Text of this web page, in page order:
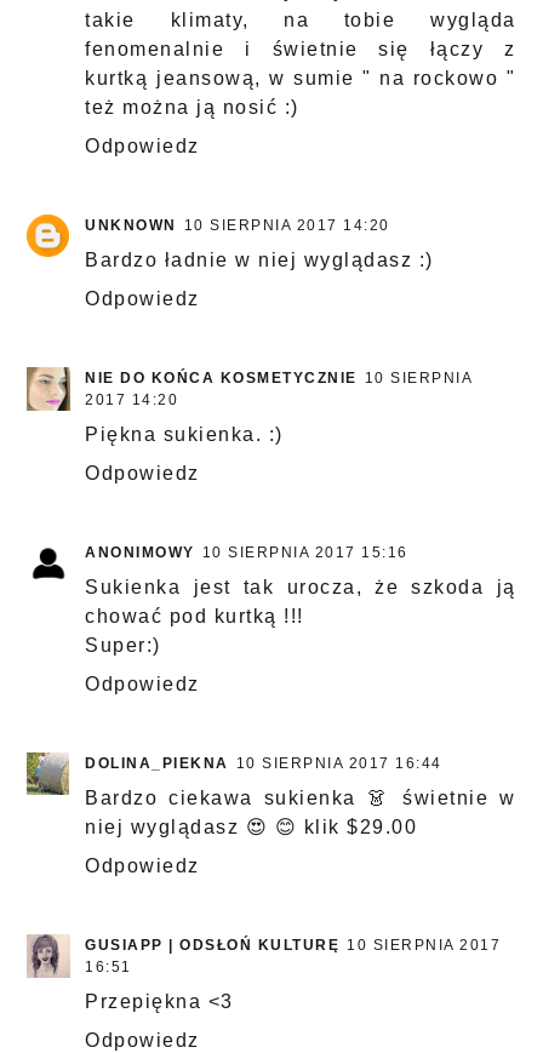
takie klimaty, na tobie wygląda
fenomenalnie i świetnie się łączy z
kurtką jeansową, w sumie " na rockowo "
też można ją nosić :)
Odpowiedz
UNKNOWN 10 SIERPNIA 2017 14:20
Bardzo ładnie w niej wyglądasz :)
Odpowiedz
NIE DO KOŃCA KOSMETYCZNIE
10 SIERPNIA
2017 14:20
Piękna sukienka. :)
Odpowiedz
ANONIMOWY 10 SIERPNIA 2017 15:16
Sukienka jest tak urocza, że szkoda ją
chować pod kurtką !!!
Super:)
Odpowiedz
DOLINA_PIEKNA 10 SIERPNIA 2017 16:44
Bardzo ciekawa sukienka 👗 świetnie w
niej wyglądasz 😍 😊 klik $29.00
Odpowiedz
GUSIAPP | ODSŁOŃ KULTURĘ 10 SIERPNIA 2017
16:51
Przepiękna <3
Odpowiedz